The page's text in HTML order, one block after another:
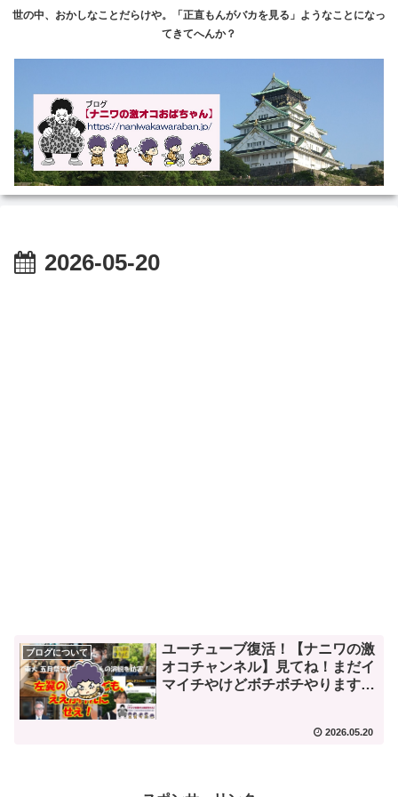
世の中、おかしなことだらけや。「正直もんがバカを見る」ようなことになっ
てきてへんか？
2026-05-20
ブログについて
ユーチューブ復活！【ナニワの激
オコチャンネル】見てね！まだイ
マイチやけどボチボチやります
2026.05.20